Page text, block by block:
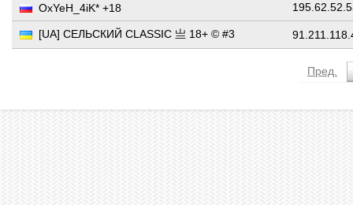
OxYeH_4iK* +18
[UA] СЕЛЬСКИЙ CLASSIC 亗 18+ © #3
Пред.